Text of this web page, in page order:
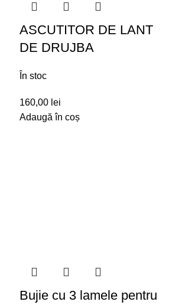
ASCUTITOR DE LANT
DE DRUJBA
În stoc
160,00 lei
Adaugă în coș
Bujie cu 3 lamele pentru